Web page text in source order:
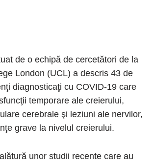
de o echipă de cercetători de la
London (UCL) a descris 43 de
diagnosticaţi cu COVID-19 care
temporare ale creierului,
cerebrale şi leziuni ale nervilor,
grave la nivelul creierului.
unor studii recente care au